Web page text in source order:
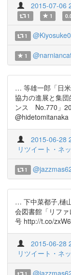
2015-07-06
1 1
1
1
… 等雄一郎「日
協力の進展と集
ンス No.770」
@hidetomitanaka
2015-06-28
リツイート・ネ
1
… 下中菜都子,樋
会図書館「リフ
号 http://t.co/
2015-06-28
リツイート・ネ